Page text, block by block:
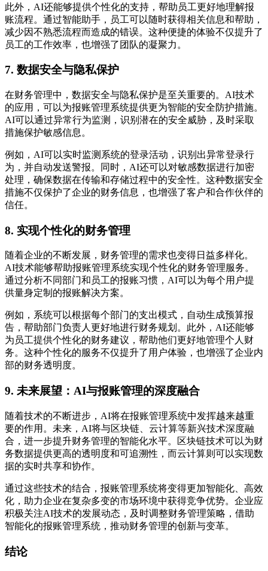
此外，AI还能够提供个性化的支持，帮助员工更好地理解报
账流程。通过智能助手，员工可以随时获得相关信息和帮助，
减少因不熟悉流程而造成的错误。这种便捷的体验不仅提升了
员工的工作效率，也增强了团队的凝聚力。
7. 数据安全与隐私保护
在财务管理中，数据安全与隐私保护是至关重要的。AI技术
的应用，可以为报账管理系统提供更为智能的安全防护措施。
AI可以通过异常行为监测，识别潜在的安全威胁，及时采取
措施保护敏感信息。
例如，AI可以实时监测系统的登录活动，识别出异常登录行
为，并自动发送警报。同时，AI还可以对敏感数据进行加密
处理，确保数据在传输和存储过程中的安全性。这种数据安全
措施不仅保护了企业的财务信息，也增强了客户和合作伙伴的
信任。
8. 实现个性化的财务管理
随着企业的不断发展，财务管理的需求也变得日益多样化。
AI技术能够帮助报账管理系统实现个性化的财务管理服务。
通过分析不同部门和员工的报账习惯，AI可以为每个用户提
供量身定制的报账解决方案。
例如，系统可以根据每个部门的支出模式，自动生成预算报
告，帮助部门负责人更好地进行财务规划。此外，AI还能够
为员工提供个性化的财务建议，帮助他们更好地管理个人财
务。这种个性化的服务不仅提升了用户体验，也增强了企业内
部的财务透明度。
9. 未来展望：AI与报账管理的深度融合
随着技术的不断进步，AI将在报账管理系统中发挥越来越重
要的作用。未来，AI将与区块链、云计算等新兴技术深度融
合，进一步提升财务管理的智能化水平。区块链技术可以为财
务数据提供更高的透明度和可追溯性，而云计算则可以实现数
据的实时共享和协作。
通过这些技术的结合，报账管理系统将变得更加智能化、高效
化，助力企业在复杂多变的市场环境中获得竞争优势。企业应
积极关注AI技术的发展动态，及时调整财务管理策略，借助
智能化的报账管理系统，推动财务管理的创新与变革。
结论